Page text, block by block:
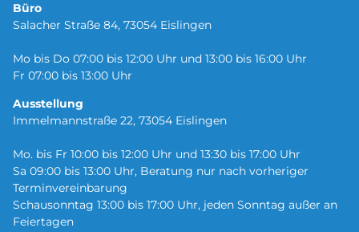
Büro
Salacher Straße 84, 73054 Eislingen
Mo bis Do 07:00 bis 12:00 Uhr und 13:00 bis 16:00 Uhr
Fr 07:00 bis 13:00 Uhr
Ausstellung
Immelmannstraße 22, 73054 Eislingen
Mo. bis Fr 10:00 bis 12:00 Uhr und 13:30 bis 17:00 Uhr
Sa 09:00 bis 13:00 Uhr, Beratung nur nach vorheriger
Terminvereinbarung
Schausonntag 13:00 bis 17:00 Uhr, jeden Sonntag außer an
Feiertagen